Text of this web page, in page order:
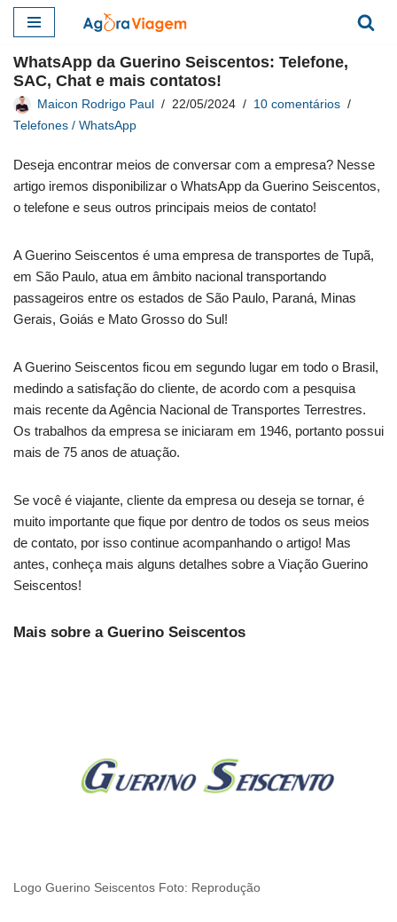
para
o
conteúdo
WhatsApp da Guerino Seiscentos: Telefone,
SAC, Chat e mais contatos!
Maicon Rodrigo Paul 22/05/2024
10 comentários
Telefones / WhatsApp
Deseja encontrar meios de conversar com a empresa? Nesse
artigo iremos disponibilizar o WhatsApp da Guerino Seiscentos,
o telefone e seus outros principais meios de contato!
A Guerino Seiscentos é uma empresa de transportes de Tupã,
em São Paulo, atua em âmbito nacional transportando
passageiros entre os estados de São Paulo, Paraná, Minas
Gerais, Goiás e Mato Grosso do Sul!
A Guerino Seiscentos ficou em segundo lugar em todo o Brasil,
medindo a satisfação do cliente, de acordo com a pesquisa
mais recente da Agência Nacional de Transportes Terrestres.
Os trabalhos da empresa se iniciaram em 1946, portanto possui
mais de 75 anos de atuação.
Se você é viajante, cliente da empresa ou deseja se tornar, é
muito importante que fique por dentro de todos os seus meios
de contato, por isso continue acompanhando o artigo! Mas
antes, conheça mais alguns detalhes sobre a Viação Guerino
Seiscentos!
Mais sobre a Guerino Seiscentos
Logo Guerino Seiscentos Foto: Reprodução